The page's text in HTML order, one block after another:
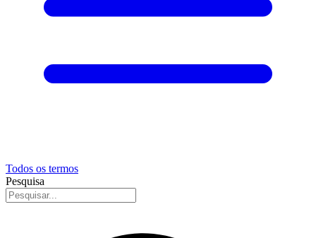
Todos os termos
Pesquisa